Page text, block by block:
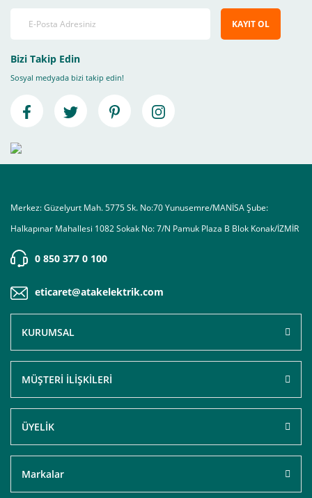
KAYIT OL
Bizi Takip Edin
Sosyal medyada bizi takip edin!
Merkez: Güzelyurt Mah. 5775 Sk. No:70 Yunusemre/MANİSA Şube:
Halkapınar Mahallesi 1082 Sokak No: 7/N Pamuk Plaza B Blok Konak/İZMİR
0 850 377 0 100
eticaret@atakelektrik.com
KURUMSAL
MÜŞTERİ İLİŞKİLERİ
ÜYELİK
Markalar